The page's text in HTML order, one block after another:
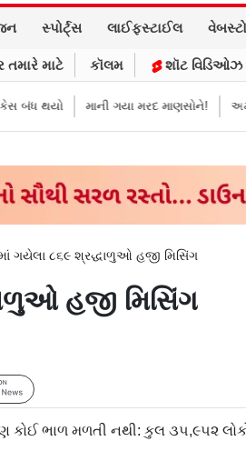
સ્પોર્ટ્સ લાઈફસ્ટાઈલ
તમારે માટે કૉલમ શૉટ વિડિઓઝ
માની ગયા મરદ માણસોને! અમેરિકામાં
ગયેલા ૮૬૯ શ્રદ્ધાળુઓ હજી મિસિંગ
હજી મિસિંગ
Us
કોઈ ભાળ મળતી નથી: કુલ ૩૫,૯૫૨